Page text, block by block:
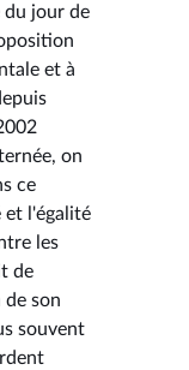
jour de
et à
on
ce
et l'égalité
les
de
de son
souvent